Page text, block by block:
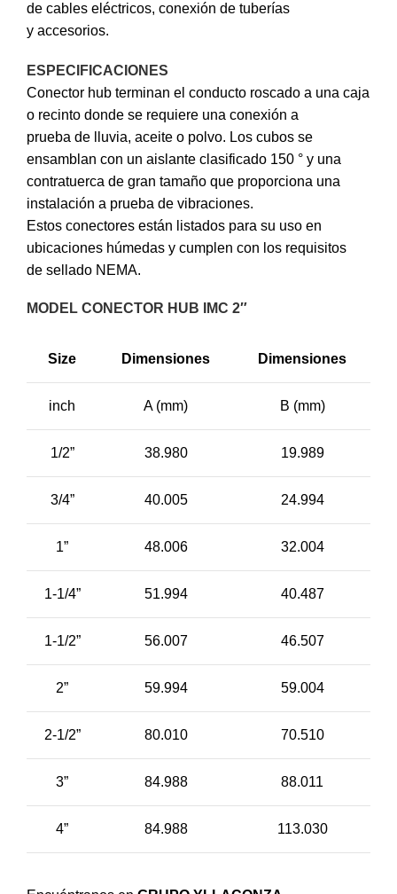
de cables eléctricos, conexión de tuberías
y accesorios.
ESPECIFICACIONES
Conector hub terminan el conducto roscado a una caja
o recinto donde se requiere una conexión a
prueba de lluvia, aceite o polvo. Los cubos se
ensamblan con un aislante clasificado 150 ° y una
contratuerca de gran tamaño que proporciona una
instalación a prueba de vibraciones.
Estos conectores están listados para su uso en
ubicaciones húmedas y cumplen con los requisitos
de sellado NEMA.
MODEL CONECTOR HUB IMC 2″
Size Dimensiones Dimensiones
inch A (mm) B (mm)
1/2” 38.980 19.989
3/4” 40.005 24.994
1” 48.006 32.004
1-1/4” 51.994 40.487
1-1/2” 56.007 46.507
2” 59.994 59.004
2-1/2” 80.010 70.510
3” 84.988 88.011
4” 84.988 113.030